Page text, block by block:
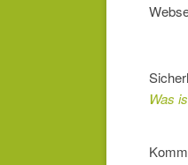
Was